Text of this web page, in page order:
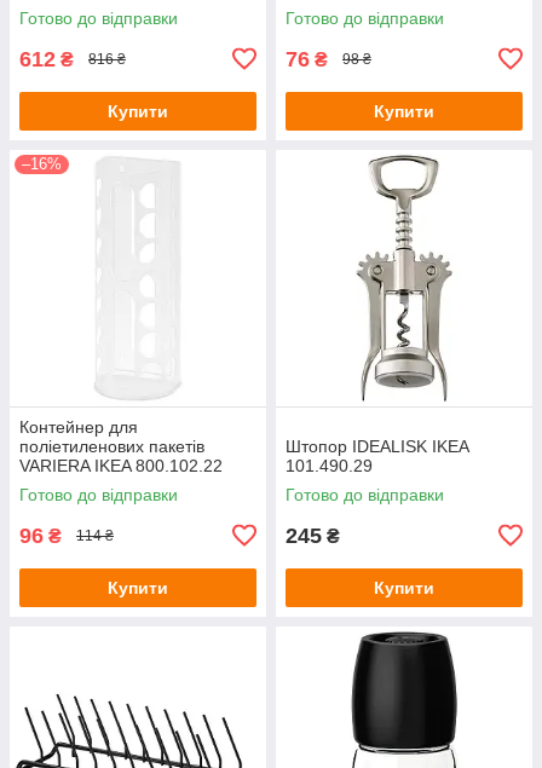
Готово до відправки
612 ₴ 816 ₴
Купити
Готово до відправки
76 ₴ 98 ₴
Купити
–16%
Контейнер для
поліетиленових пакетів
VARIERA IKEA 800.102.22
Готово до відправки
96 ₴ 114 ₴
Купити
Штопор IDEALISK IKEA
101.490.29
Готово до відправки
245 ₴
Купити